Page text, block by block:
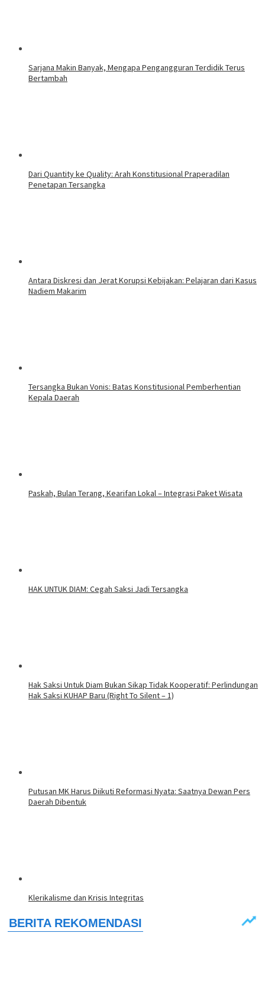
Sarjana Makin Banyak, Mengapa Pengangguran Terdidik Terus
Bertambah
Dari Quantity ke Quality: Arah Konstitusional Praperadilan
Penetapan Tersangka
Antara Diskresi dan Jerat Korupsi Kebijakan: Pelajaran dari Kasus
Nadiem Makarim
Tersangka Bukan Vonis: Batas Konstitusional Pemberhentian
Kepala Daerah
Paskah, Bulan Terang, Kearifan Lokal – Integrasi Paket Wisata
HAK UNTUK DIAM: Cegah Saksi Jadi Tersangka
Hak Saksi Untuk Diam Bukan Sikap Tidak Kooperatif: Perlindungan
Hak Saksi KUHAP Baru (Right To Silent – 1)
Putusan MK Harus Diikuti Reformasi Nyata: Saatnya Dewan Pers
Daerah Dibentuk
Klerikalisme dan Krisis Integritas